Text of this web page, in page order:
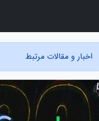
اخبار و مقالات مرتبط